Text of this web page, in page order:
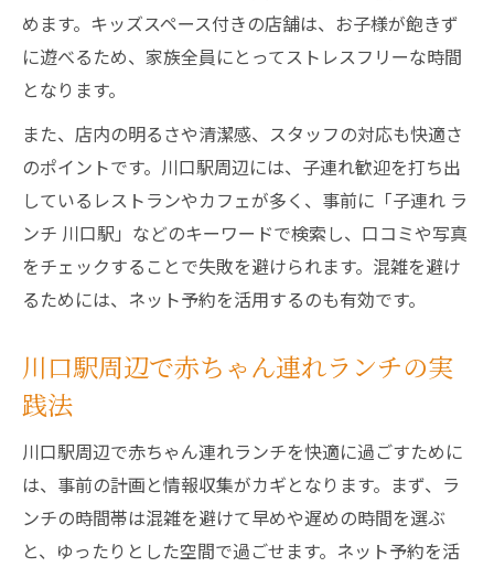
めます。キッズスペース付きの店舗は、お子様が飽きず
に遊べるため、家族全員にとってストレスフリーな時間
となります。
また、店内の明るさや清潔感、スタッフの対応も快適さ
のポイントです。川口駅周辺には、子連れ歓迎を打ち出
しているレストランやカフェが多く、事前に「子連れ ラ
ンチ 川口駅」などのキーワードで検索し、口コミや写真
をチェックすることで失敗を避けられます。混雑を避け
るためには、ネット予約を活用するのも有効です。
川口駅周辺で赤ちゃん連れランチの実
践法
川口駅周辺で赤ちゃん連れランチを快適に過ごすために
は、事前の計画と情報収集がカギとなります。まず、ラ
ンチの時間帯は混雑を避けて早めや遅めの時間を選ぶ
と、ゆったりとした空間で過ごせます。ネット予約を活